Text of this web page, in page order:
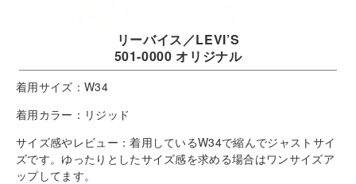
リーバイス／LEVI’S
501-0000 オリジナル
着用サイズ： W34
着用カラー： リジッド
サイズ感やレビュー：着用しているW34で縮んでジャストサイ
ズです。ゆったりとしたサイズ感を求める場合はワンサイズア
ップしてます。